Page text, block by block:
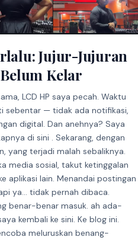
Jujur-Jujuran
Kelar
LCD HP saya pecah. Waktu
sebentar — tidak ada notifikasi,
digital. Dan anehnya? Saya
di sini . Sekarang, dengan
yang terjadi malah sebaliknya.
media sosial, takut ketinggalan
aplikasi lain. Menandai postingan
ya… tidak pernah dibaca.
benar-benar masuk. ah ada-
kembali ke sini. Ke blog ini.
meluruskan benang-